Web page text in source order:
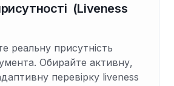
(Liveness
реальну присутність
Обирайте активну,
перевірку liveness